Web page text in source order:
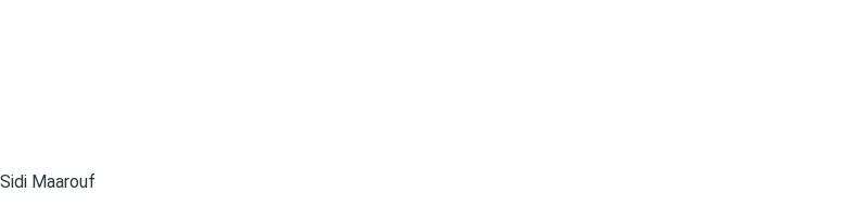
Sidi Maarouf